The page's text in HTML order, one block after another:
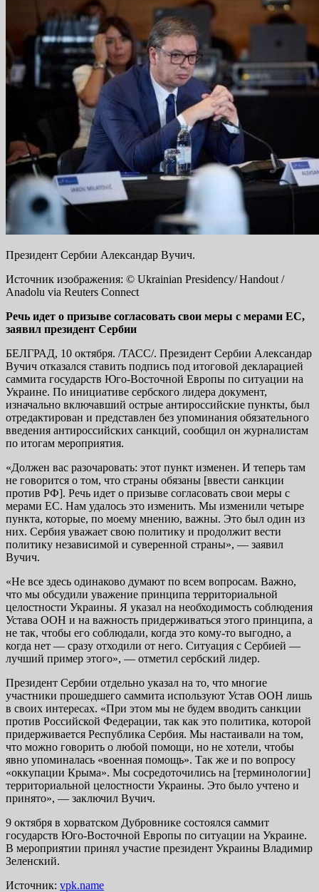
Президент Сербии Александар Вучич.
Источник изображения: © Ukrainian Presidency/ Handout /
Anadolu via Reuters Connect
Речь идет о призыве согласовать свои меры с мерами ЕС,
заявил президент Сербии
БЕЛГРАД, 10 октября. /ТАСС/. Президент Сербии Александар
Вучич отказался ставить подпись под итоговой декларацией
саммита государств Юго-Восточной Европы по ситуации на
Украине. По инициативе сербского лидера документ,
изначально включавший острые антироссийские пункты, был
отредактирован и представлен без упоминания обязательного
введения антироссийских санкций, сообщил он журналистам
по итогам мероприятия.
«Должен вас разочаровать: этот пункт изменен. И теперь там
не говорится о том, что страны обязаны [ввести санкции
против РФ]. Речь идет о призыве согласовать свои меры с
мерами ЕС. Нам удалось это изменить. Мы изменили четыре
пункта, которые, по моему мнению, важны. Это был один из
них. Сербия уважает свою политику и продолжит вести
политику независимой и суверенной страны», — заявил
Вучич.
«Не все здесь одинаково думают по всем вопросам. Важно,
что мы обсудили уважение принципа территориальной
целостности Украины. Я указал на необходимость соблюдения
Устава ООН и на важность придерживаться этого принципа, а
не так, чтобы его соблюдали, когда это кому-то выгодно, а
когда нет — сразу отходили от него. Ситуация с Сербией —
лучший пример этого», — отметил сербский лидер.
Президент Сербии отдельно указал на то, что многие
участники прошедшего саммита используют Устав ООН лишь
в своих интересах. «При этом мы не будем вводить санкции
против Российской Федерации, так как это политика, которой
придерживается Республика Сербия. Мы настаивали на том,
что можно говорить о любой помощи, но не хотели, чтобы
явно упоминалась «военная помощь». Так же и по вопросу
«оккупации Крыма». Мы сосредоточились на [терминологии]
территориальной целостности Украины. Это было учтено и
принято», — заключил Вучич.
9 октября в хорватском Дубровнике состоялся саммит
государств Юго-Восточной Европы по ситуации на Украине.
В мероприятии принял участие президент Украины Владимир
Зеленский.
Источник: vpk.name